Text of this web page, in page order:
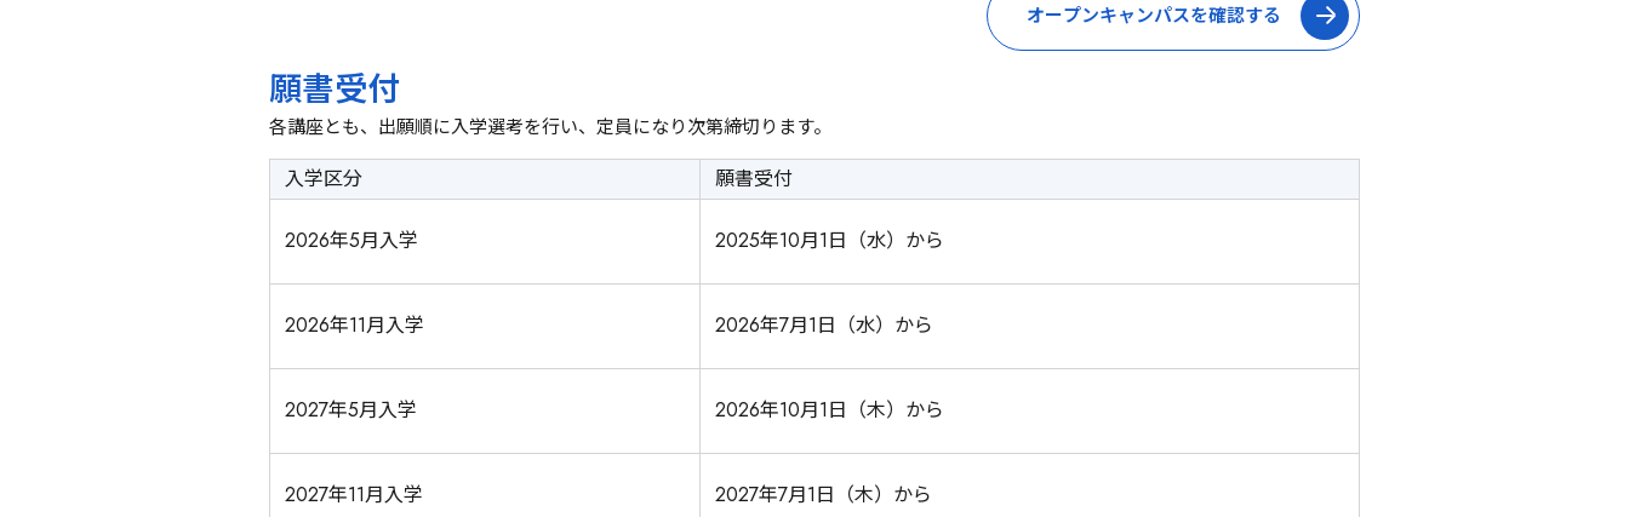
オープンキャンパスを確認する
願書受付
各講座とも、出願順に入学選考を行い、定員になり次第締切ります。
入学区分 願書受付
2026年5月入学 2025年10月1日（水）から
2026年11月入学 2026年7月1日（水）から
2027年5月入学 2026年10月1日（木）から
2027年11月入学 2027年7月1日（木）から